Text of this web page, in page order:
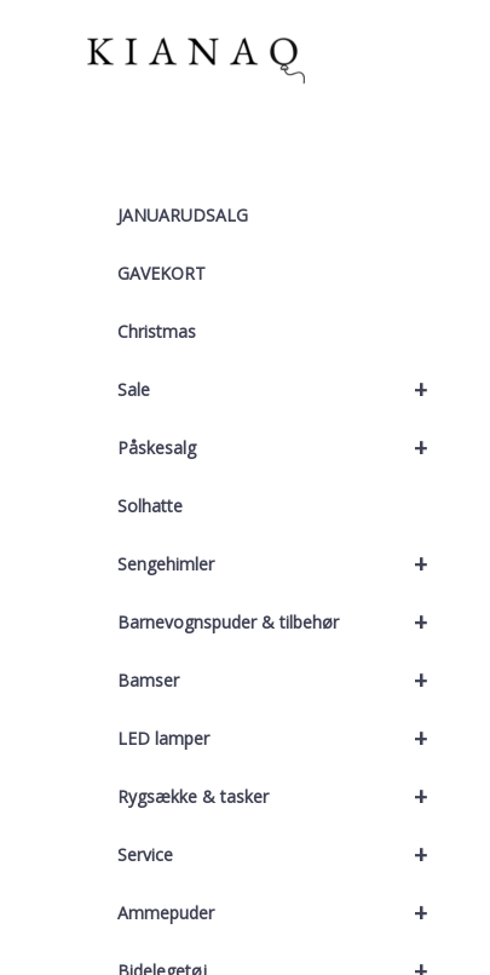
JANUARUDSALG
GAVEKORT
Christmas
+
Sale
+
Påskesalg
Solhatte
+
Sengehimler
+
Barnevognspuder & tilbehør
+
Bamser
+
LED lamper
+
Rygsække & tasker
+
Service
+
Ammepuder